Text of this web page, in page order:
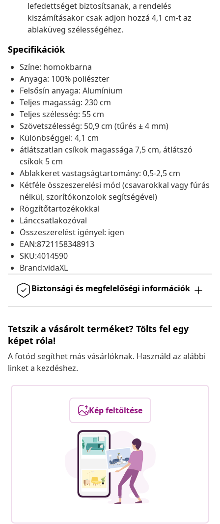
lefedettséget biztosítsanak, a rendelés
kiszámításakor csak adjon hozzá 4,1 cm-t az
ablaküveg szélességéhez.
Specifikációk
Színe: homokbarna
Anyaga: 100% poliészter
Felsősín anyaga: Alumínium
Teljes magasság: 230 cm
Teljes szélesség: 55 cm
Szövetszélesség: 50,9 cm (tűrés ± 4 mm)
Különbséggel: 4,1 cm
átlátszatlan csíkok magassága 7,5 cm, átlátszó
csíkok 5 cm
Ablakkeret vastagságtartomány: 0,5-2,5 cm
Kétféle összeszerelési mód (csavarokkal vagy fúrás
nélkül, szorítókonzolok segítségével)
Rögzítőtartozékokkal
Lánccsatlakozóval
Összeszerelést igényel: igen
EAN:8721158348913
SKU:4014590
Brand:vidaXL
Biztonsági és megfelelőségi információk
Tetszik a vásárolt terméket? Tölts fel egy
képet róla!
A fotód segíthet más vásárlóknak. Használd az alábbi
linket a kezdéshez.
Kép feltöltése